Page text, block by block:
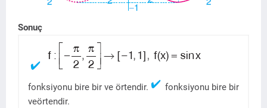
Sonuç
fonksiyonu bire bir ve örtendir.
fonksiyonu bire bir
veörtendir.